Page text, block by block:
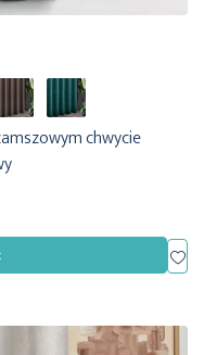
chwycie